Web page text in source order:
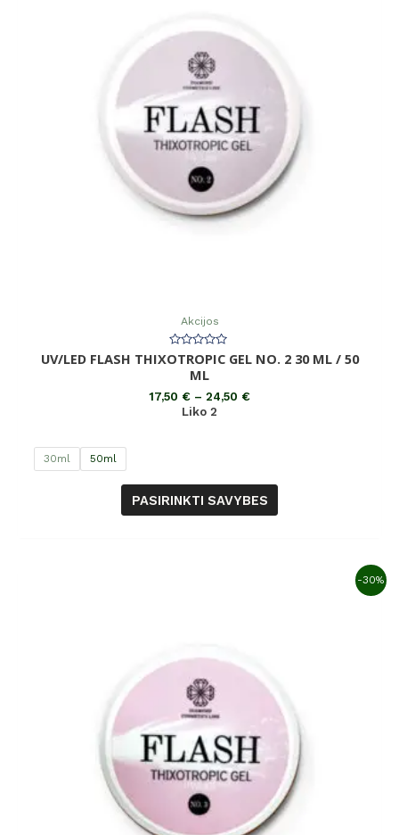
Akcijos
Įvertinimas:
0
UV/LED FLASH THIXOTROPIC GEL NO. 2 30 ML / 50
ML
17,50 € – 24,50 €
Liko 2
30ml 50ml
PASIRINKTI SAVYBES
-30%